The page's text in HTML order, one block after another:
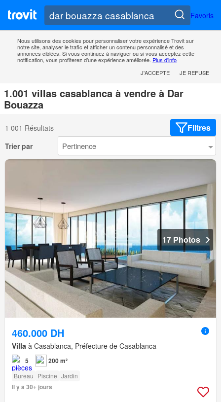
Favoris
Nous utilisons des cookies pour personnaliser votre expérience Trovit sur
notre site, analyser le trafic et afficher un contenu personnalisé et des
annonces ciblées. Si vous continuez à naviguer ou si vous acceptez cette
notification, vous profiterez d’une expérience améliorée. Plus d'info
J'ACCEPTE
JE REFUSE
1.001 villas casablanca à vendre à Dar
Bouazza
1 001 Résultats Filtres
Trier par
17 Photos
460.000 DH
Villa à Casablanca, Préfecture de Casablanca
5 200 m²
Bureau Piscine Jardin
Il y a 30+ jours